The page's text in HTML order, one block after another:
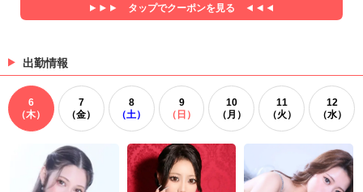
タップでクーポンを見る
出勤情報
6
（木）
7
（金）
8
（土）
9
（日）
10
（月）
11
（火）
12
（水）